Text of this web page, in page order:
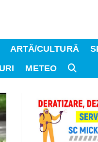
ARTĂ/CULTURĂ
METEO TOGGLE
SEARCH